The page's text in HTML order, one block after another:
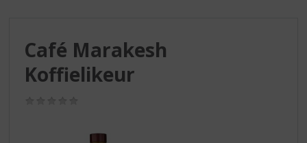
Café Marakesh
Koffielikeur